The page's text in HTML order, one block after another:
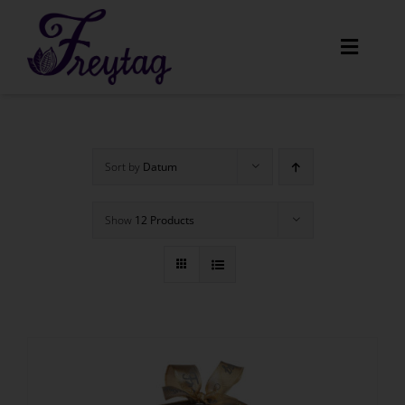
content
Toggle
Unser Angebot
Sort by Datum
Show 12 Products